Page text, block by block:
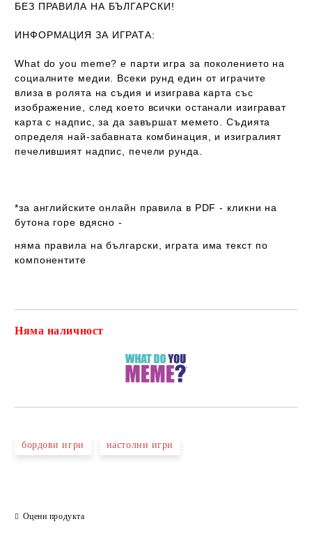
БЕЗ ПРАВИЛА НА БЪЛГАРСКИ!
ИНФОРМАЦИЯ ЗА ИГРАТА:
What do you meme? е парти игра за поколението на
социалните медии. Всеки рунд един от играчите
влиза в ролята на съдия и изиграва карта със
изображение, след което всички останали изиграват
карта с надпис, за да завършат мемето. Съдията
определя най-забавната комбинация, и изигралият
печелившият надпис, печели рунда.
*за английските онлайн правила в PDF - кликни на
бутона горе вдясно -
няма правила на български , играта има текст по
компонентите
Няма наличност
бордови игри настолни игри
Оцени продукта